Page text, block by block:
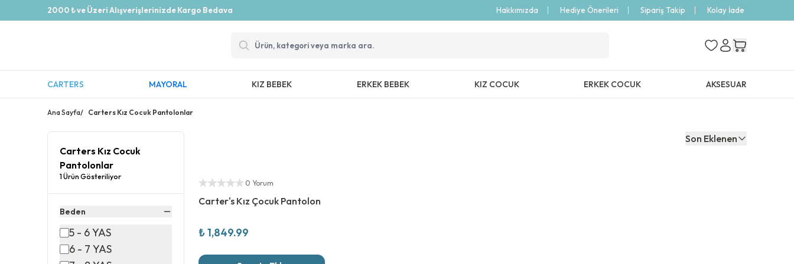
2000 ₺ ve Üzeri Alışverişlerinizde Kargo Bedava Hakkımızda Hediye Önerileri Sipariş Takip Kolay İade
CARTERS MAYORAL KIZ BEBEK ERKEK BEBEK KIZ COCUK ERKEK COCUK AKSESUAR
Ana Sayfa/ Carters Kız Cocuk Pantolonlar
Carters Kız Cocuk
Pantolonlar
1 Ürün Gösteriliyor
Beden
5 - 6 YAS
6 - 7 YAS
Son Eklenen
0 Yorum
Carter's Kız Çocuk Pantolon
₺ 1,849.99